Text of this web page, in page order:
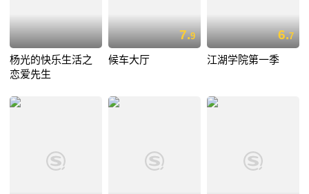
杨光的快乐生活之
恋爱先生
7.9
候车大厅
6.7
江湖学院第一季